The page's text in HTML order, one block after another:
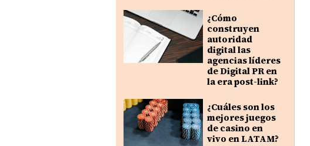
¿Cómo
construyen
autoridad
digital las
agencias líderes
de Digital PR en
la era post-link?
¿Cuáles son los
mejores juegos
de casino en
vivo en LATAM?